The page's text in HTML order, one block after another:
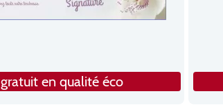
gratuit en qualité éco